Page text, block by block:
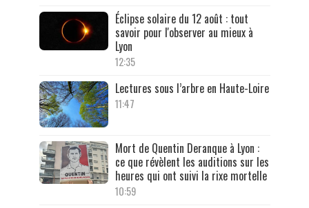
Éclipse solaire du 12 août : tout
savoir pour l'observer au mieux à
Lyon
12:35
Lectures sous l’arbre en Haute-Loire
11:47
Mort de Quentin Deranque à Lyon :
ce que révèlent les auditions sur les
heures qui ont suivi la rixe mortelle
10:59